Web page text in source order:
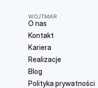
WOJTMAR
O nas
Kontakt
Kariera
Realizacje
Blog
Polityka prywatności